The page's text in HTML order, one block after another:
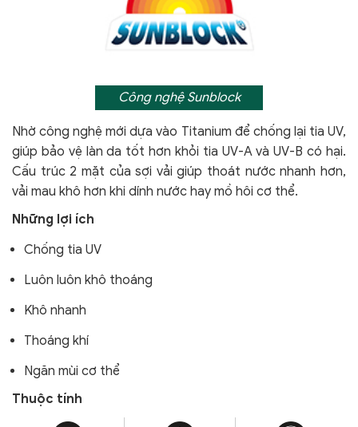
Công nghệ Sunblock
Nhờ công nghệ mới dựa vào Titanium để chống lại tia UV,
giúp bảo vệ làn da tốt hơn khỏi tia UV-A và UV-B có hại.
Cấu trúc 2 mặt của sợi vải giúp thoát nước nhanh hơn,
vải mau khô hơn khi dính nước hay mồ hôi cơ thể.
Những lợi ích
Chống tia UV
Luôn luôn khô thoáng
Khô nhanh
Thoáng khí
Ngăn mùi cơ thể
Thuộc tính